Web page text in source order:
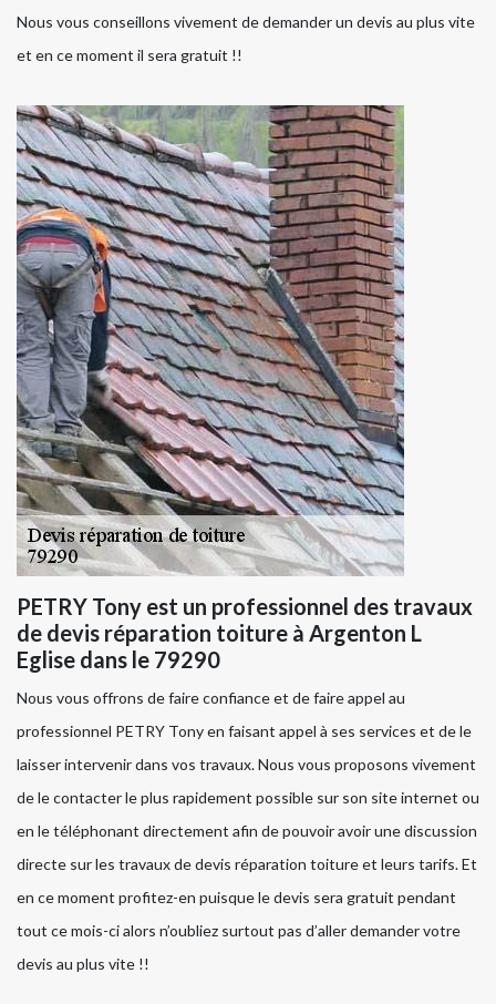
Nous vous conseillons vivement de demander un devis au plus vite
et en ce moment il sera gratuit !!
PETRY Tony est un professionnel des travaux
de devis réparation toiture à Argenton L
Eglise dans le 79290
Nous vous offrons de faire confiance et de faire appel au
professionnel PETRY Tony en faisant appel à ses services et de le
laisser intervenir dans vos travaux. Nous vous proposons vivement
de le contacter le plus rapidement possible sur son site internet ou
en le téléphonant directement afin de pouvoir avoir une discussion
directe sur les travaux de devis réparation toiture et leurs tarifs. Et
en ce moment profitez-en puisque le devis sera gratuit pendant
tout ce mois-ci alors n’oubliez surtout pas d’aller demander votre
devis au plus vite !!